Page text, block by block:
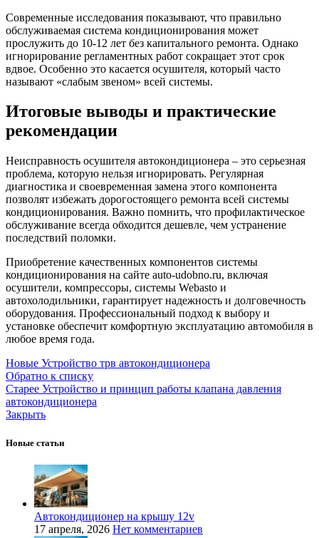
Современные исследования показывают, что правильно
обслуживаемая система кондиционирования может
прослужить до 10-12 лет без капитального ремонта. Однако
игнорирование регламентных работ сокращает этот срок
вдвое. Особенно это касается осушителя, который часто
называют «слабым звеном» всей системы.
Итоговые выводы и практические
рекомендации
Неисправность осушителя автокондиционера – это серьезная
проблема, которую нельзя игнорировать. Регулярная
диагностика и своевременная замена этого компонента
позволят избежать дорогостоящего ремонта всей системы
кондиционирования. Важно помнить, что профилактическое
обслуживание всегда обходится дешевле, чем устранение
последствий поломки.
Приобретение качественных компонентов системы
кондиционирования на сайте auto-udobno.ru, включая
осушители, компрессоры, системы Webasto и
автохолодильники, гарантирует надежность и долговечность
оборудования. Профессиональный подход к выбору и
установке обеспечит комфортную эксплуатацию автомобиля в
любое время года.
Новые Устройство трв автокондиционера
Обратно к списку
Старее Устройство и принцип работы клапана давления
автокондиционера
Закрыть
Новые статьи
Автокондиционер на крышу 12v
17 апреля, 2026 Нет комментариев